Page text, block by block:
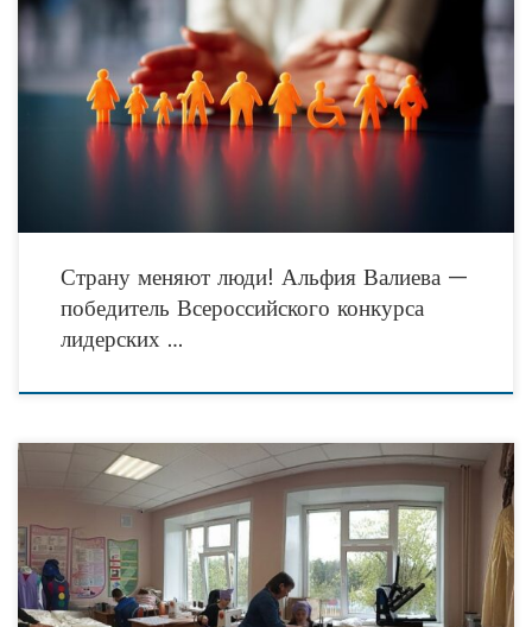
Страну меняют люди! Альфия Валиева, директор Благотворительного фонда
«АК БАРС СОЗИДАНИЕ», председатель комиссии по социальным вопросам,
благотворительности и развитию некоммерческого сектора Общественной
палаты Республики Татарстан,
Страну меняют люди! Альфия Валиева —
победитель Всероссийского конкурса
лидерских …
В Детском ателье «Ласка-стиль» каждый ребенок находит занятие по душе:
одни ребята ремонтируют свою любимую одежду, другие — работают над
машинной вышивкой, а кто-то —